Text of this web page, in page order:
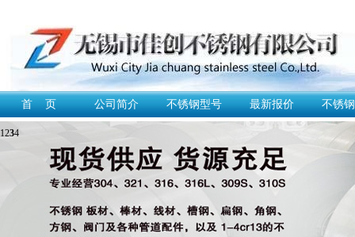
首 页 公司简介 不锈钢型号 最新报价 不锈
1234